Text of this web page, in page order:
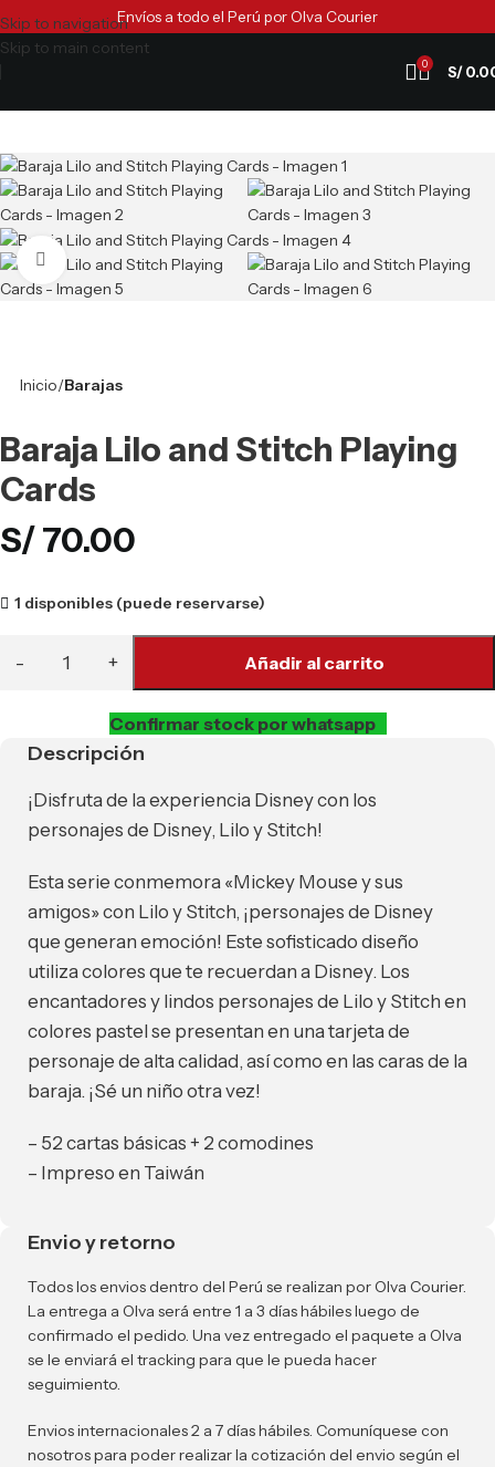
Skip to navigation
Skip to main content
Envíos a todo el Perú por Olva Courier
0 S/
Clic para ampliar
Inicio Barajas
Baraja Lilo and Stitch Playing
Cards
S/70.00
1 disponibles (puede reservarse)
Añadir al carrito
Confirmar stock por whatsapp
Descripción
¡Disfruta de la experiencia Disney con los
personajes de Disney, Lilo y Stitch!
Esta serie conmemora «Mickey Mouse y sus
amigos» con Lilo y Stitch, ¡personajes de Disney
que generan emoción! Este sofisticado diseño
utiliza colores que te recuerdan a Disney. Los
encantadores y lindos personajes de Lilo y Stitch en
colores pastel se presentan en una tarjeta de
personaje de alta calidad, así como en las caras de la
baraja. ¡Sé un niño otra vez!
– 52 cartas básicas + 2 comodines
– Impreso en Taiwán
Envio y retorno
Todos los envios dentro del Perú se realizan por Olva Courier.
La entrega a Olva será entre 1 a 3 días hábiles luego de
confirmado el pedido. Una vez entregado el paquete a Olva
se le enviará el tracking para que le pueda hacer
seguimiento.
Envios internacionales 2 a 7 días hábiles. Comuníquese con
nosotros para poder realizar la cotización del envio según el